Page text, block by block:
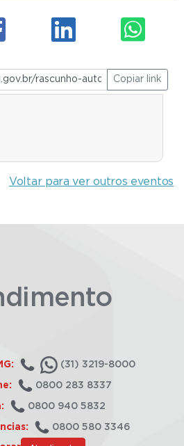
Copiar link
Voltar para ver outros eventos
(31) 3219-8000
0800 283 8337
0800 940 5832
0800 580 3346